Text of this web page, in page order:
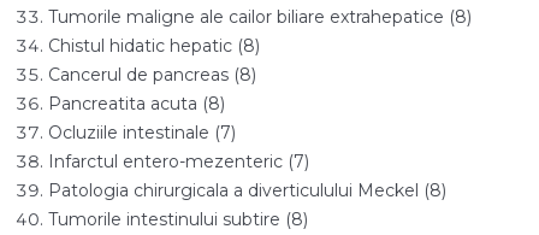
Tumorile maligne ale cailor biliare extrahepatice (8)
Chistul hidatic hepatic (8)
Cancerul de pancreas (8)
Pancreatita acuta (8)
Ocluziile intestinale (7)
Infarctul entero-mezenteric (7)
Patologia chirurgicala a diverticulului Meckel (8)
Tumorile intestinului subtire (8)